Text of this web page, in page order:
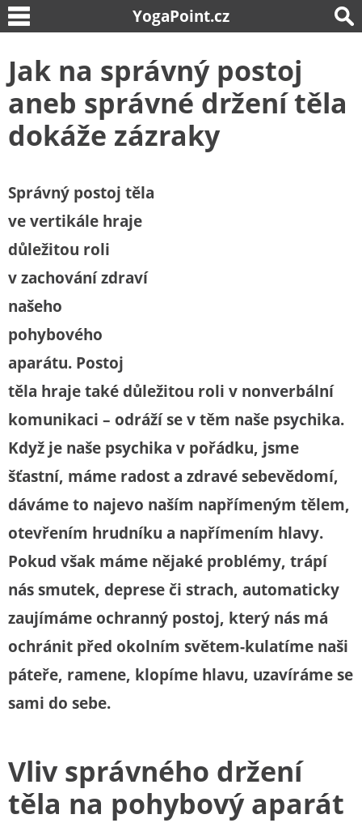
YogaPoint.cz
Jak na správný postoj
aneb správné držení těla
dokáže zázraky
Správný postoj těla
ve vertikále hraje
důležitou roli
v zachování zdraví
našeho
pohybového
aparátu. Postoj
těla hraje také důležitou roli v nonverbální
komunikaci – odráží se v těm naše psychika.
Když je naše psychika v pořádku, jsme
šťastní, máme radost a zdravé sebevědomí,
dáváme to najevo naším napřímeným tělem,
otevřením hrudníku a napřímením hlavy.
Pokud však máme nějaké problémy, trápí
nás smutek, deprese či strach, automaticky
zaujímáme ochranný postoj, který nás má
ochránit před okolním světem-kulatíme naši
páteře, ramene, klopíme hlavu, uzavíráme se
sami do sebe.
Vliv správného držení
těla na pohybový aparát